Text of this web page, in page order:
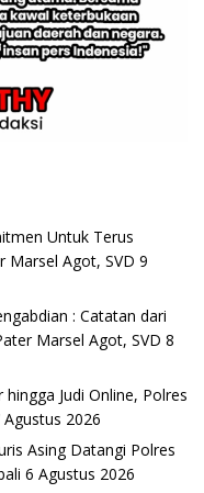
Untuk Terus
Marsel Agot, SVD 9
: Catatan dari
Marsel Agot, SVD 8
Judi Online, Polres
Agustus 2026
Asing Datangi Polres
6 Agustus 2026